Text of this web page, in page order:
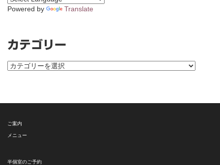
Powered by Translate
カテゴリー
カ
ー
ご案内
メニュー
半個室のご予約